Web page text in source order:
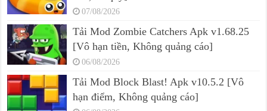
07/08/2026
Tải Mod Zombie Catchers Apk v1.68.25
[Vô hạn tiền, Không quảng cáo]
06/08/2026
Tải Mod Block Blast! Apk v10.5.2 [Vô
hạn điểm, Không quảng cáo]